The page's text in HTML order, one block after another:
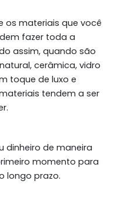
os materiais que você
fazer toda a
assim, quando são
cerâmica, vidro
toque de luxo e
tendem a ser
dinheiro de maneira
momento para
longo prazo.